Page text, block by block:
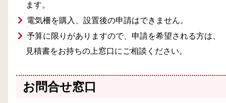
ます。
電気柵を購入、設置後の申請はできません。
予算に限りがありますので、申請を希望される方は、
見積書をお持ちの上窓口にご相談ください。
お問合せ窓口